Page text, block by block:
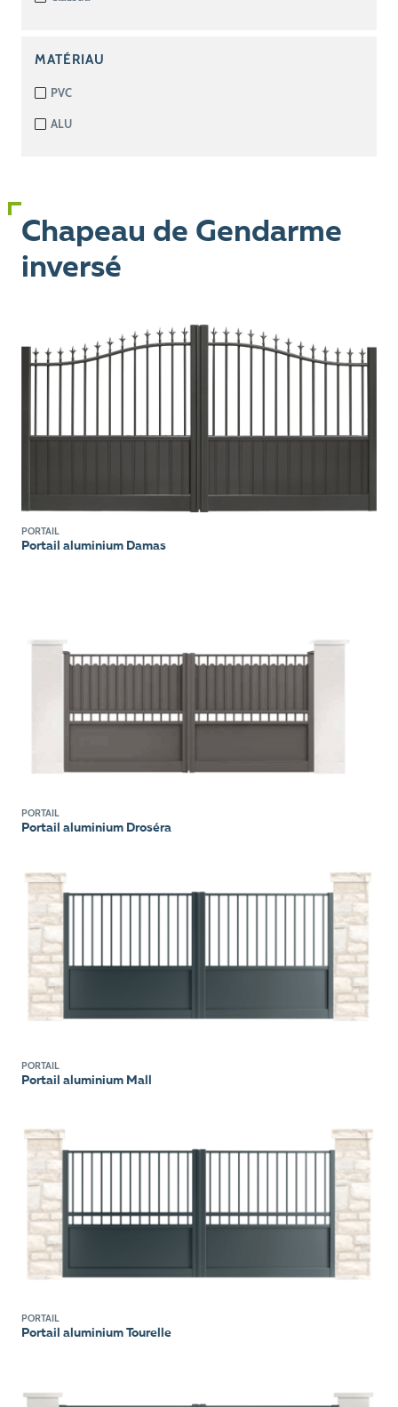
MATÉRIAU
PVC
ALU
Chapeau de Gendarme
inversé
PORTAIL
Portail aluminium Damas
PORTAIL
Portail aluminium Droséra
PORTAIL
Portail aluminium Mall
PORTAIL
Portail aluminium Tourelle